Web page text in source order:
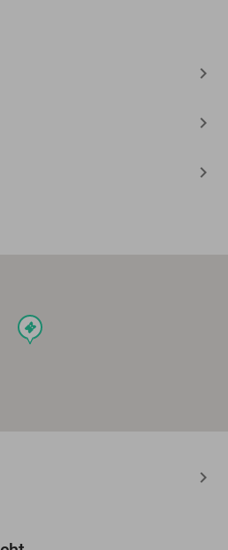
events